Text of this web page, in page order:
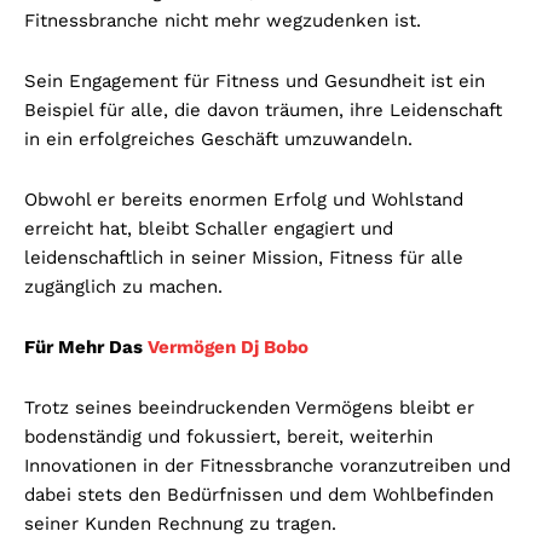
Fitnessbranche nicht mehr wegzudenken ist.
Sein Engagement für Fitness und Gesundheit ist ein
Beispiel für alle, die davon träumen, ihre Leidenschaft
in ein erfolgreiches Geschäft umzuwandeln.
Obwohl er bereits enormen Erfolg und Wohlstand
erreicht hat, bleibt Schaller engagiert und
leidenschaftlich in seiner Mission, Fitness für alle
zugänglich zu machen.
Für Mehr Das Vermögen Dj Bobo
Trotz seines beeindruckenden Vermögens bleibt er
bodenständig und fokussiert, bereit, weiterhin
Innovationen in der Fitnessbranche voranzutreiben und
dabei stets den Bedürfnissen und dem Wohlbefinden
seiner Kunden Rechnung zu tragen.